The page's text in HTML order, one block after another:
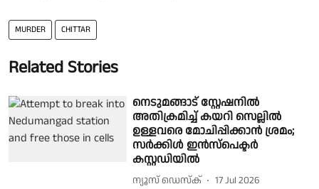
MURDER CHITTAR
Related Stories
നെടുമങ്ങാട് സ്റ്റേഷനിൽ
അതിക്രമിച്ച് കയറി സെല്ലിൽ
ഉള്ളവരെ മോചിപ്പിക്കാൻ ശ്രമം;
സർക്കിൾ ഇൻസ്പെക്ടർ
കസ്റ്റഡിയിൽ
ന്യൂസ് ഡെസ്ക് 17 Jul 2026